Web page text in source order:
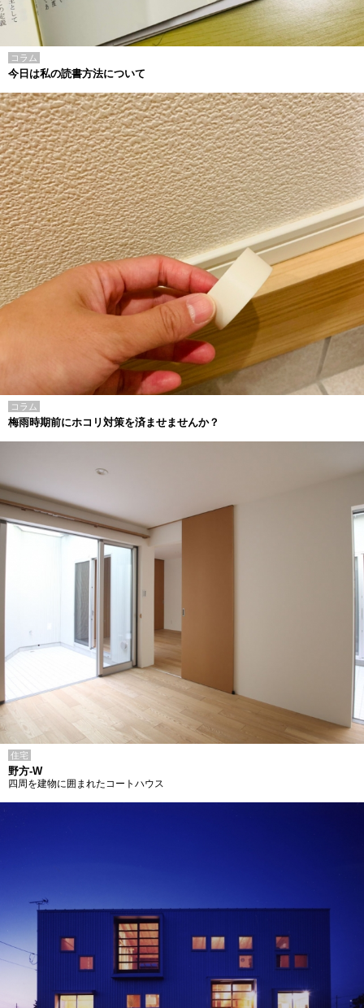
コラム
今日は私の読書方法について
コラム
梅雨時期前にホコリ対策を済ませませんか？
住宅
野方-W
四周を建物に囲まれたコートハウス